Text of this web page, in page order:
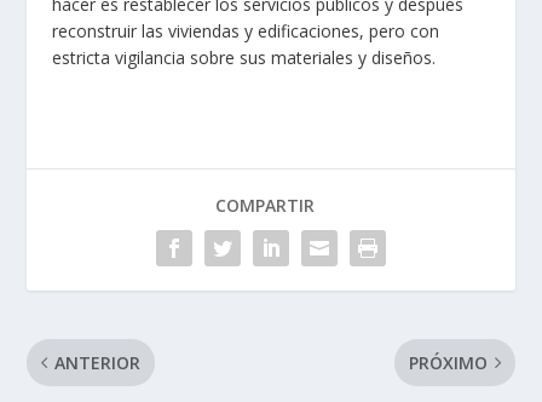
reconstruir las viviendas y edificaciones, pero con
estricta vigilancia sobre sus materiales y diseños.
COMPARTIR
ANTERIOR PRÓXIMO